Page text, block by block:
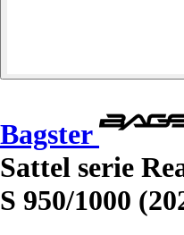
Bagster
Sattel serie
S 950/1000